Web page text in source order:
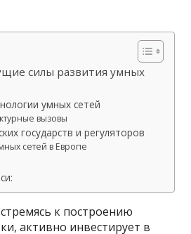
силы развития умных
умных сетей
вызовы
государств и регуляторов
сетей в Европе
к построению
активно инвестирует в